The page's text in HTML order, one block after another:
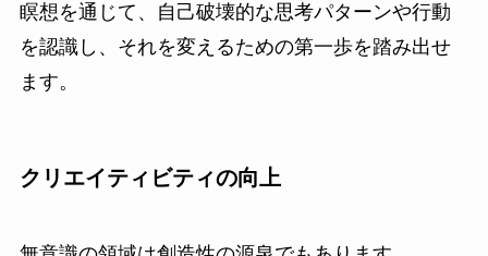
瞑想を通じて、自己破壊的な思考パターンや行動
を認識し、それを変えるための第一歩を踏み出せ
ます。
クリエイティビティの向上